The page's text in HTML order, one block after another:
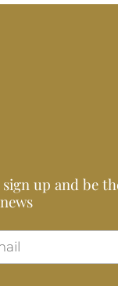
sign up and be